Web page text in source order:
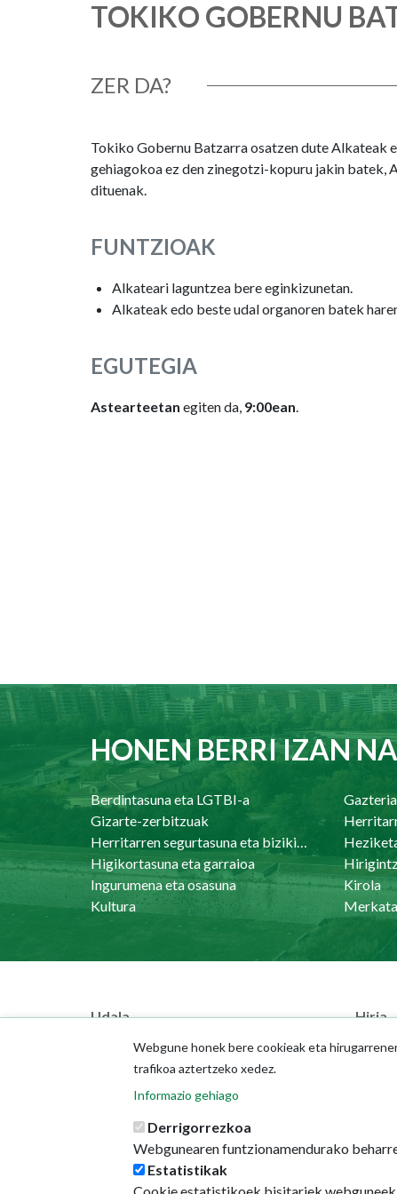
TOKIKO GOBERNU
ZER DA?
Tokiko Gobernu Batzarra osatzen dute Alkateak
gehiagokoa ez den zinegotzi-kopuru jakin
dituenak.
FUNTZIOAK
Alkateari laguntzea bere eginkizunetan.
Alkateak edo beste udal organoren batek
EGUTEGIA
Astearteetan egiten da, 9:00ean.
HONEN BERRI IZAN
Berdintasuna eta LGTBI-a
Gazteria
Gizarte-zerbitzuak
Herritarren segurtasuna eta bizikidetasuna
Higikortasuna eta garraioa
Ingurumena eta osasuna
Kirola
Kultura
Udala
Udal Alorrak
Udal-memoriak
Aurrekontuak
Hiria
Kale-
Webgune honek bere cookieak eta
trafikoa aztertzeko xedez.
Informazio gehiago
Derrigorrezkoa
Webgunearen funtzionamendurako
Estatistikak